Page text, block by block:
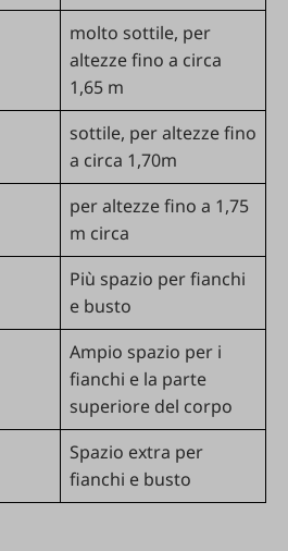
molto sottile, per
altezze fino a circa
1,65 m
sottile, per altezze fino
a circa 1,70m
per altezze fino a 1,75
m circa
Più spazio per fianchi
e busto
Ampio spazio per i
fianchi e la parte
superiore del corpo
Spazio extra per
fianchi e busto